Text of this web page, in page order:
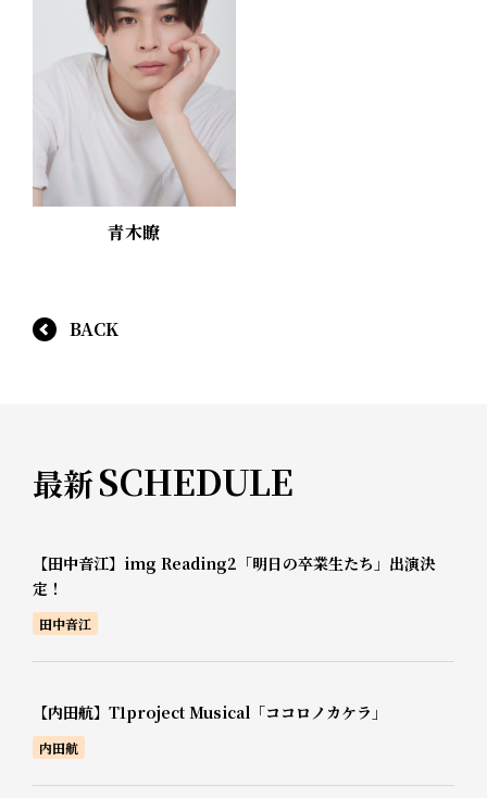
青木瞭
BACK
最新SCHEDULE
【田中音江】img Reading2「明日の卒業生たち」出演決
定！
田中音江
【内田航】T1project Musical「ココロノカケラ」
内田航